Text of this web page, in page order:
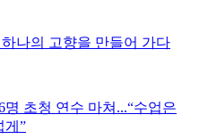
나의 고향을 만들어 가다
초청 연수 마쳐...“수업은
게”